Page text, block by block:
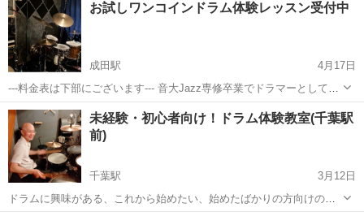
お試しワンコインドラム体験レッスン受付中
成田駅
4月17日
---料金表は下部にございます--- 音大Jazz専修卒業でドラマーとして活
動中です。 自宅のレッスン環境を整えたので生徒さんを募集中でござ
います！ ・部活やサークルでやっていてもっと上手くなりたい ・バン
ドを組んでいるが...
千葉 成田市 成田駅 ドラム ワンコイン
未経験・初心者向け！ドラム体験教室(千葉駅
前)
千葉駅
3月12日
ドラムに興味がある、これから始めたい、始めたばかりの方向けのレ